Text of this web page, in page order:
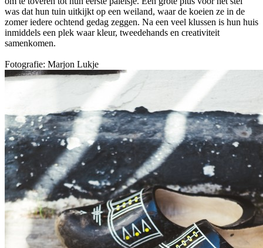
was dat hun tuin uitkijkt op een weiland, waar de koeien ze in de
zomer iedere ochtend gedag zeggen. Na een veel klussen is hun huis
inmiddels een plek waar kleur, tweedehands en creativiteit
samenkomen.
Fotografie: Marjon Lukje